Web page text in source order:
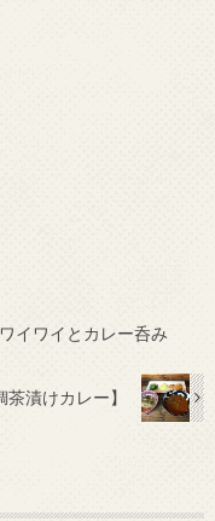
イワイとカレー呑み
漬けカレー】